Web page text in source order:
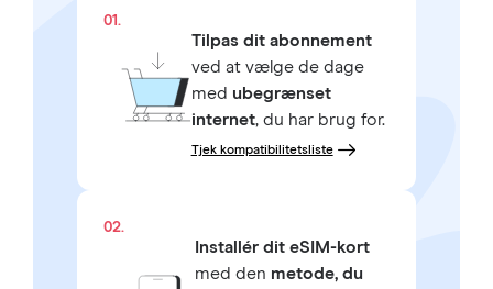
01.
Tilpas dit abonnement
ved at vælge de dage
med ubegrænset
internet, du har brug for.
Tjek kompatibilitetsliste
02.
Installér dit eSIM-kort
med den metode, du